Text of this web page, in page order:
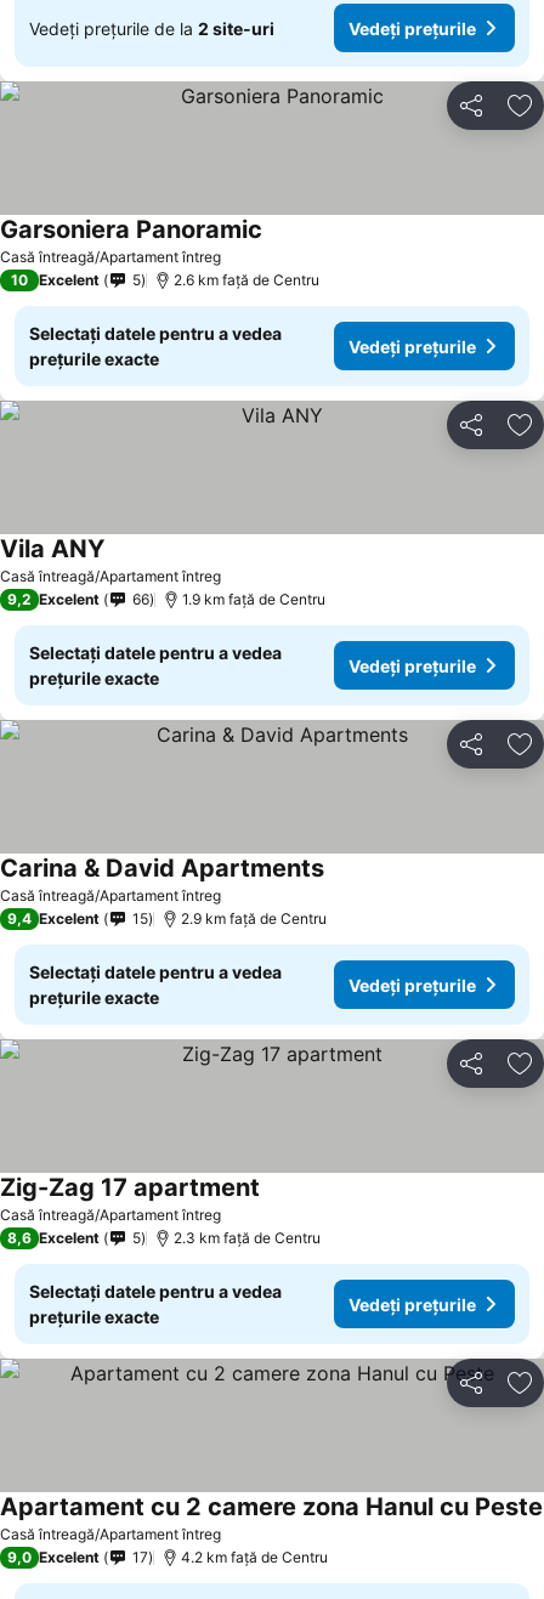
Vedeți prețurile de la 2 site-uri Vedeți prețurile
Distribuiți
Casă întreagă/Apartament întreg
Garsoniera Panoramic
10 Excelent 5 2.6 km faţă de Centru
Selectați datele pentru a vedea
prețurile exacte
Vedeți prețurile
Distribuiți
Casă întreagă/Apartament întreg
Vila ANY
9,2 Excelent 66 1.9 km faţă de Centru
Selectați datele pentru a vedea
prețurile exacte
Vedeți prețurile
Distribuiți
Casă întreagă/Apartament întreg
Carina & David ApartmentsVedeți prețurile
9,4 Excelent 15 2.9 km faţă de Centru
Selectați datele pentru a vedea
prețurile exacte
Vedeți prețurile
Distribuiți
Casă întreagă/Apartament întreg
Zig-Zag 17 apartment
8,6 Excelent 5 2.3 km faţă de Centru
Selectați datele pentru a vedea
prețurile exacte
Vedeți prețurile
Distribuiți
Casă întreagă/Apartament întreg
Apartament cu 2 camere zona Hanul cu Peste
9,0 Excelent 17 4.2 km faţă de Centru